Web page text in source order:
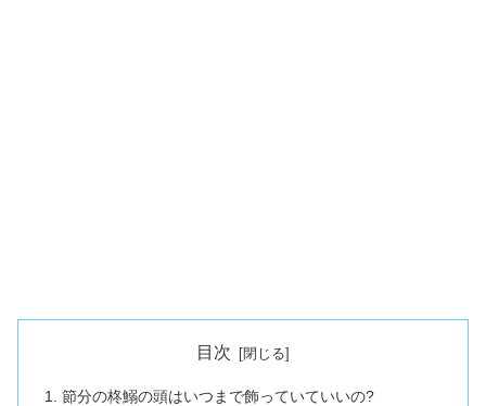
目次
節分の柊鰯の頭はいつまで飾っていていいの?